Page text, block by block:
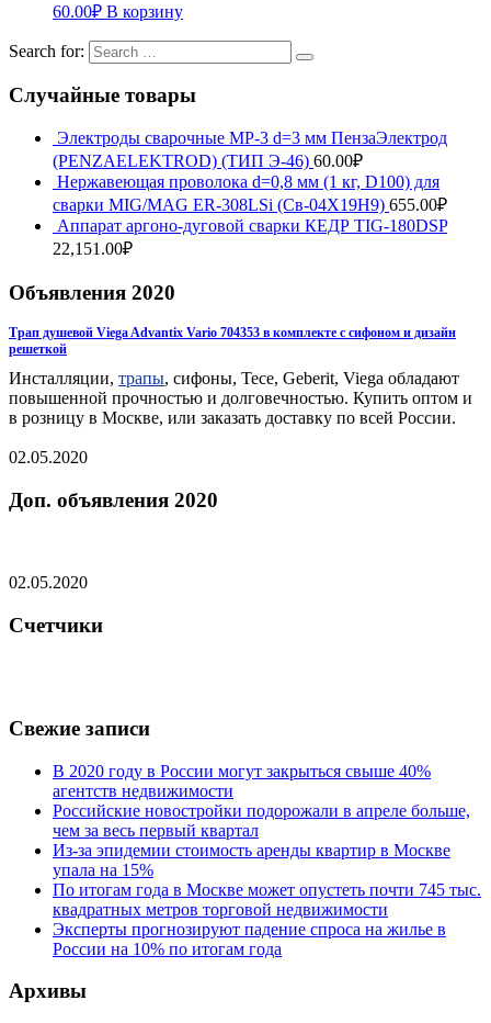
60.00₽ В корзину
Search for:
Случайные товары
Электроды сварочные МР-3 d=3 мм ПензаЭлектрод
(PENZAELEKTROD) (ТИП Э-46) 60.00₽
Нержавеющая проволока d=0,8 мм (1 кг, D100) для
сварки MIG/MAG ER-308LSi (Св-04Х19Н9) 655.00₽
Аппарат аргоно-дуговой сварки КЕДР TIG-180DSP
22,151.00₽
Объявления 2020
Трап душевой Viega Advantix Vario 704353 в комплекте с сифоном и дизайн
решеткой
Инсталляции, трапы, сифоны, Tece, Geberit, Viega обладают
повышенной прочностью и долговечностью. Купить оптом и
в розницу в Москве, или заказать доставку по всей России.
02.05.2020
Доп. объявления 2020
02.05.2020
Счетчики
Свежие записи
В 2020 году в России могут закрыться свыше 40%
агентств недвижимости
Российские новостройки подорожали в апреле больше,
чем за весь первый квартал
Из-за эпидемии стоимость аренды квартир в Москве
упала на 15%
По итогам года в Москве может опустеть почти 745 тыс.
квадратных метров торговой недвижимости
Эксперты прогнозируют падение спроса на жилье в
России на 10% по итогам года
Архивы